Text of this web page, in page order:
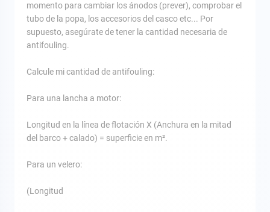
momento para cambiar los ánodos (prever), comprobar el
tubo de la popa, los accesorios del casco etc... Por
supuesto, asegúrate de tener la cantidad necesaria de
antifouling.
Calcule mi cantidad de antifouling:
Para una lancha a motor:
Longitud en la línea de flotación X (Anchura en la mitad
del barco + calado) = superficie en m².
Para un velero:
(Longitud